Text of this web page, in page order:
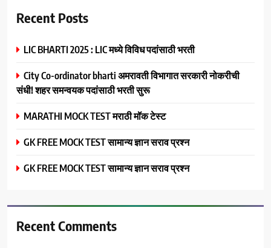
Recent Posts
LIC BHARTI 2025 : LIC मध्ये विविध पदांसाठी भरती
City Co-ordinator bharti अमरावती विभागात सरकारी नोकरीची
संधी! शहर समन्वयक पदांसाठी भरती सुरू
MARATHI MOCK TEST मराठी मॉक टेस्ट
GK FREE MOCK TEST सामान्य ज्ञान सराव प्रश्न
GK FREE MOCK TEST सामान्य ज्ञान सराव प्रश्न
Recent Comments